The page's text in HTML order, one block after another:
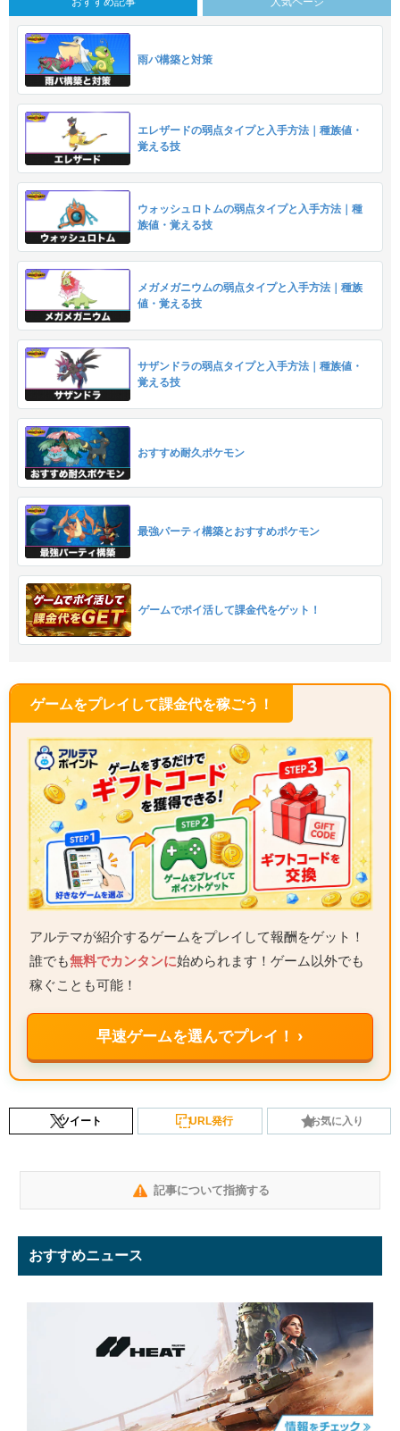
雨パ構築と対策
エレザードの弱点タイプと入手方法｜種族値・
覚える技
ウォッシュロトムの弱点タイプと入手方法｜種
族値・覚える技
メガメガニウムの弱点タイプと入手方法｜種族
値・覚える技
サザンドラの弱点タイプと入手方法｜種族値・
覚える技
おすすめ耐久ポケモン
最強パーティ構築とおすすめポケモン
ゲームでポイ活して課金代をゲット！
ゲームをプレイして課金代を稼ごう！
アルテマが紹介するゲームをプレイして報酬をゲット！
誰でも無料でカンタンに始められます！ゲーム以外でも
稼ぐことも可能！
早速ゲームを選んでプレイ！ ›
ツイート URL発行 お気に入り
記事について指摘する
おすすめニュース